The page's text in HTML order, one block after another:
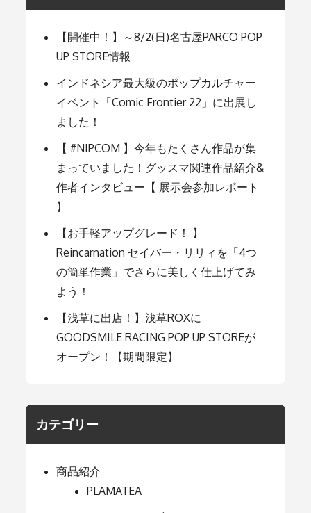
ゲ
ー
シ
ョ
ン
【開催中！】～8/2(日)名古屋PARCO POP
UP STORE情報
インドネシア最大級のポップカルチャー
イベント「Comic Frontier 22」に出展し
ました！
【 #NIPCOM 】今年もたくさん作品が集
まっていました！グッスマ関連作品紹介&
作者インタビュー【 展示会参加レポート
】
【お手軽アップグレード！ 】
Reincarnation セイバー・リリィを「4つ
の簡単作業」でさらに美しく仕上げてみ
よう！
【浅草に出店！】浅草ROXに
GOODSMILE RACING POP UP STOREが
オープン！【期間限定】
カテゴリー
商品紹介
PLAMATEA